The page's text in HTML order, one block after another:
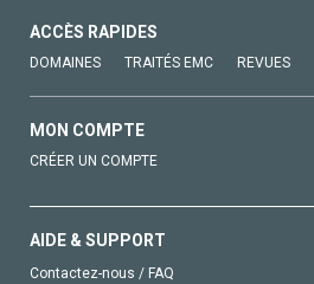
ACCÈS RAPIDES
DOMAINES TRAITÉS EMC REVUES
MON COMPTE
CRÉER UN COMPTE
AIDE & SUPPORT
Contactez-nous / FAQ